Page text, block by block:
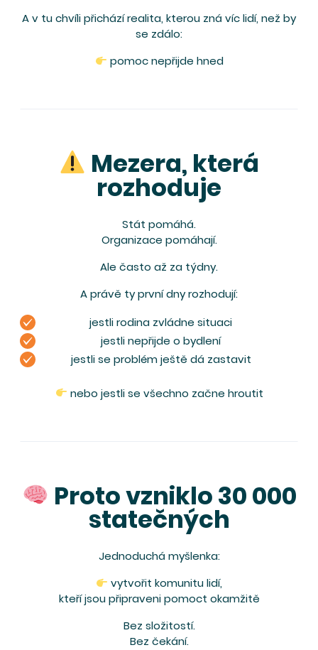
A v tu chvíli přichází realita, kterou zná víc lidí, než by
se zdálo:
pomoc nepřijde hned
Mezera, která
rozhoduje
Stát pomáhá.
Organizace pomáhají.
Ale často až za týdny.
A právě ty první dny rozhodují:
jestli rodina zvládne situaci
jestli nepřijde o bydlení
jestli se problém ještě dá zastavit
nebo jestli se všechno začne hroutit
Proto vzniklo 30 000
statečných
Jednoduchá myšlenka:
vytvořit komunitu lidí,
kteří jsou připraveni pomoct okamžitě
Bez složitostí.
Bez čekání.